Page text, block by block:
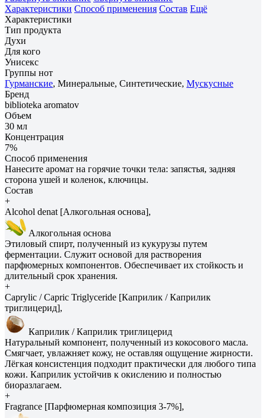
Характеристики Способ применения Состав Ещё
Характеристики
Тип продукта
Духи
Для кого
Унисекс
Группы нот
Гурманские, Минеральные, Синтетические, Мускусные
Бренд
biblioteka aromatov
Объем
30 мл
Концентрация
7%
Способ применения
Нанесите аромат на горячие точки тела: запястья, задняя
сторона ушей и коленок, ключицы.
Состав
+
Alcohol denat [Алкогольная основа],
Алкогольная основа
Этиловый спирт, полученный из кукурузы путем
ферментации. Служит основой для растворения
парфюмерных компонентов. Обеспечивает их стойкость и
длительный срок хранения.
+
Caprylic / Capric Triglyceride [Каприлик / Каприлик
триглицерид],
Каприлик / Каприлик триглицерид
Натуральный компонент, полученный из кокосового масла.
Смягчает, увлажняет кожу, не оставляя ощущение жирности.
Лёгкая консистенция подходит практически для любого типа
кожи. Каприлик устойчив к окислению и полностью
биоразлагаем.
+
Fragrance [Парфюмерная композиция 3-7%],